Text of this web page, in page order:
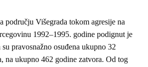
području Višegrada tokom agresije na
1992–1995. godine podignut je
pravosnažno osuđena ukupno 32
na ukupno 462 godine zatvora. Od tog